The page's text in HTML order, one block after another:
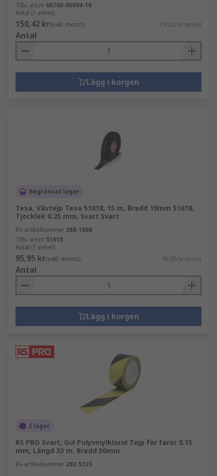
Tillv. art.nr 60760-00094-16
Antal (1 enhet)
150,42 kr(exkl. moms) 150,42 kr/enhet
Antal
Lägg i korgen
Begränsat lager
Tesa, Vävtejp Tesa 51618, 15 m, Bredd 19mm 51618,
Tjocklek 0.25 mm, Svart Svart
RS-artikelnummer 288-1888
Tillv. art.nr 51618
Antal (1 enhet)
95,95 kr(exkl. moms) 95,95 kr/enhet
Antal
Lägg i korgen
I lager
RS PRO Svart, Gul Polyvinylklorid Tejp för faror 0.15
mm, Längd 33 m, Bredd 50mm
RS-artikelnummer 282-5123